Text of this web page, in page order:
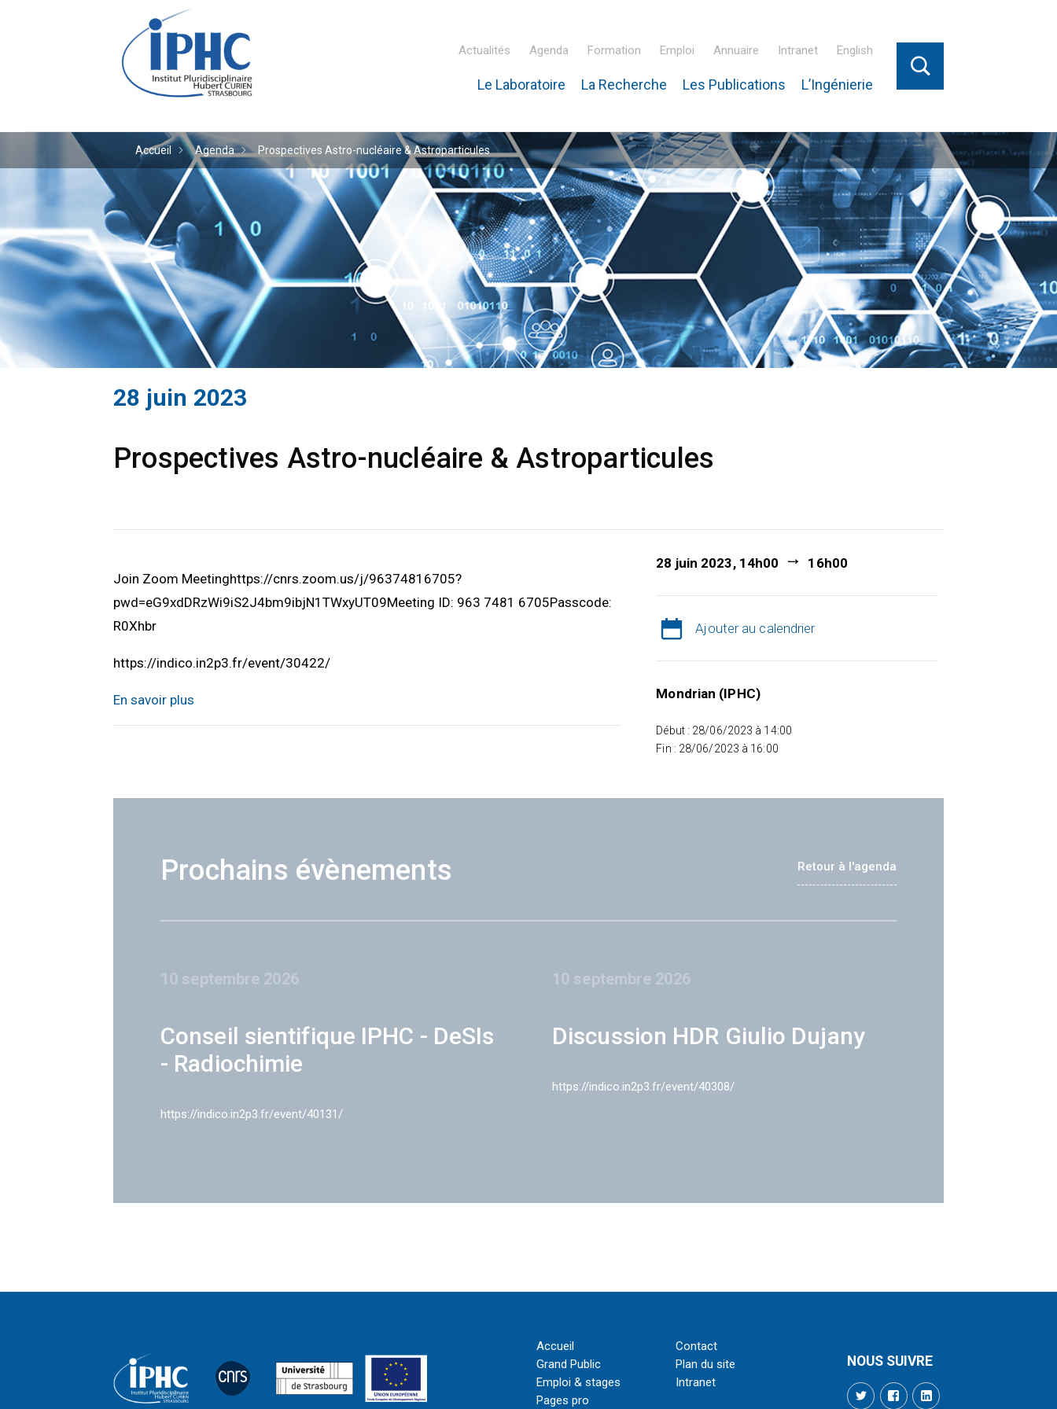
Institut pluridisciplinaire Hubert Curien – IPHC
Actualités Agenda Formation Emploi Annuaire Intranet English
Le Laboratoire La Recherche Les Publications L’Ingénierie
Accueil Agenda Prospectives Astro-nucléaire & Astroparticules
28 juin 2023
Prospectives Astro-nucléaire & Astroparticules
Join Zoom Meetinghttps://cnrs.zoom.us/j/96374816705?
pwd=eG9xdDRzWi9iS2J4bm9ibjN1TWxyUT09Meeting ID: 963 7481 6705Passcode:
R0Xhbr
https://indico.in2p3.fr/event/30422/
En savoir plus
28 juin 2023, 14h00 16h00
Ajouter au calendrier
Mondrian (IPHC)
Début : 28/06/2023 à 14:00
Fin : 28/06/2023 à 16:00
Prochains évènements Retour à l'agenda
10 septembre 2026
Conseil sientifique IPHC - DeSIs
- Radiochimie
https://indico.in2p3.fr/event/40131/
10 septembre 2026
Discussion HDR Giulio Dujany
https://indico.in2p3.fr/event/40308/
Accueil
Grand Public
Emploi & stages
Pages pro
Contact
Plan du site
Intranet
NOUS SUIVRE
TwitterFacebookLinkedIn